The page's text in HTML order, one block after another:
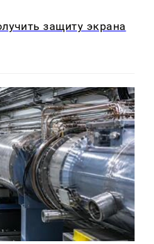
защиту экрана